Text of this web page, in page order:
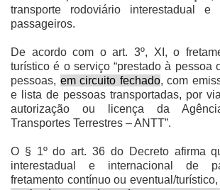
transporte rodoviário interestadual e
passageiros.
De acordo com o art. 3º, XI, o
turístico é o serviço “prestado à pessoa
pessoas, em circuito fechado, com
e lista de pessoas transportadas, por
autorização ou licença da
Transportes Terrestres – ANTT”.
O § 1º do art. 36 do Decreto afirma
interestadual e internacional de
fretamento contínuo ou eventual/turístico,